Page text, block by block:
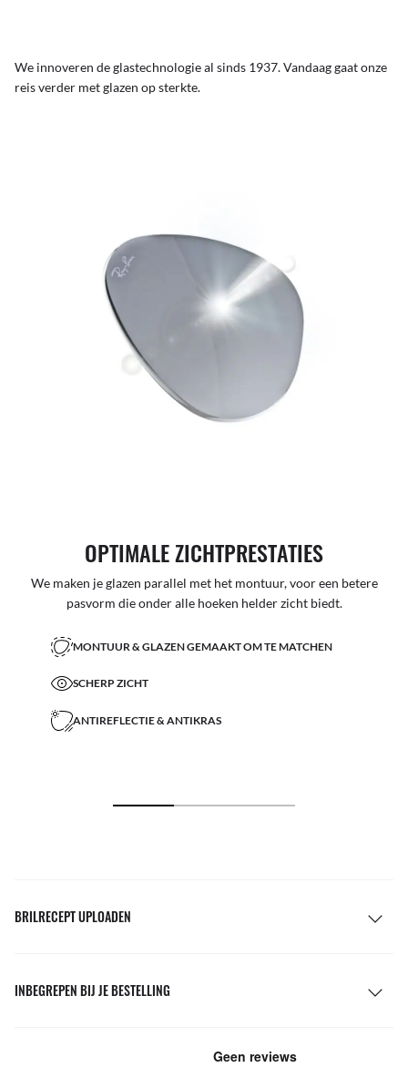
We innoveren de glastechnologie al sinds 1937. Vandaag gaat onze
reis verder met glazen op sterkte.
OPTIMALE ZICHTPRESTATIES
We maken je glazen parallel met het montuur, voor een betere
pasvorm die onder alle hoeken helder zicht biedt.
MONTUUR & GLAZEN GEMAAKT OM TE MATCHEN
SCHERP ZICHT
ANTIREFLECTIE & ANTIKRAS
BRILRECEPT UPLOADEN
INBEGREPEN BIJ JE BESTELLING